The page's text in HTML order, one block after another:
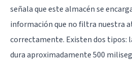
señala que este almacén se
información que no filtra nuestra
correctamente. Existen dos tipos:
dura aproximadamente 500